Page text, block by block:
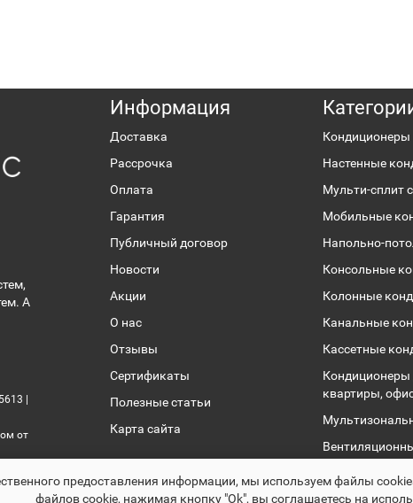
А
|
от
Информация
Доставка
Рассрочка
Оплата
Гарантия
Публичный договор
Новости
Акции
О нас
Отзывы
Сертификаты
Полезные статьи
Карта сайта
Кондиционеры
Настенные
Мульти-сплит
Мобильные
Напольно-
Консольные
Колонные
Канальные
Кассетные
Кондиционеры
квартиры,
Чиллеры
предоставления информации, мы используем файлы
файлов cookie, нажимая кнопку "Ok", вы соглашаетесь на